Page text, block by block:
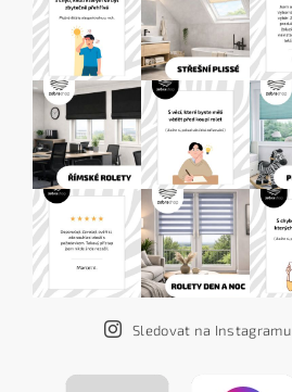
Sledovat na Instagramu